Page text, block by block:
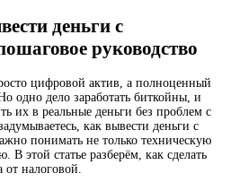
деньги с
руководство
цифровой актив, а полноценный
одно дело заработать биткойны, и
их в реальные деньги без проблем с
как вывести деньги с
понимать не только техническую
В этой статье разберём, как сделать
от налоговой.